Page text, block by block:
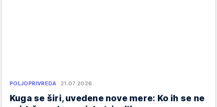
POLJOPRIVREDA 21.07.2026.
Kuga se širi, uvedene nove mere: Ko ih se ne